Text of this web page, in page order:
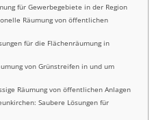
für Gewerbegebiete in der Region
Räumung von öffentlichen
für die Flächenräumung in
von Grünstreifen in und um
Räumung von öffentlichen Anlagen
Saubere Lösungen für